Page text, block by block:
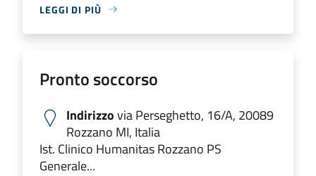
LEGGI DI PIÙ
Pronto soccorso
Indirizzovia Perseghetto, 16/A, 20089
Rozzano MI, Italia
Ist. Clinico Humanitas Rozzano PS
Generale...